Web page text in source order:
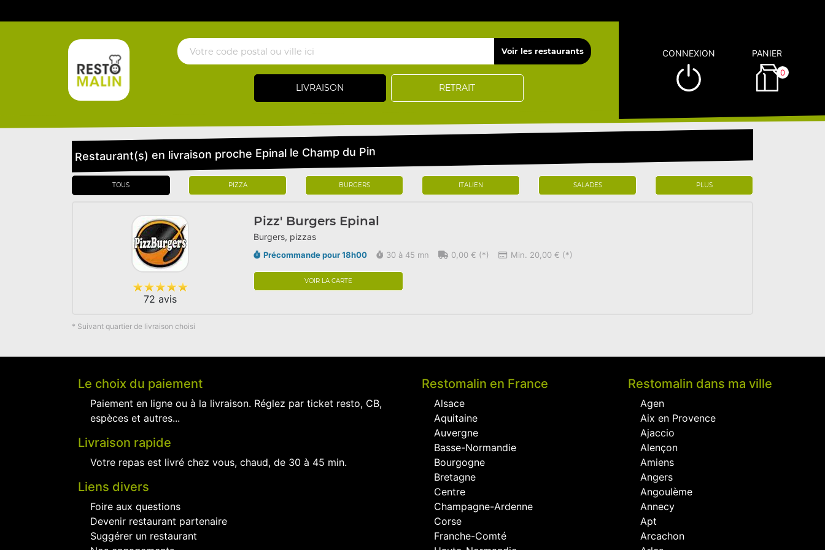
LIVRAISON RETRAIT
CONNEXION PANIER
0
Restaurant(s) en livraison proche Epinal le Champ du Pin
TOUS PIZZA BURGERS ITALIEN SALADES PLUS
72 avis
Pizz' Burgers Epinal
Burgers, pizzas
Précommande pour 18h00 30 à 45 mn 0,00 € (*) Min. 20,00 € (*)
VOIR LA CARTE
* Suivant quartier de livraison choisi
Le choix du paiement
Paiement en ligne ou à la livraison. Réglez par ticket resto, CB,
espèces et autres...
Livraison rapide
Votre repas est livré chez vous, chaud, de 30 à 45 min.
Liens divers
Foire aux questions
Devenir restaurant partenaire
Suggérer un restaurant
Restomalin en France
Alsace
Aquitaine
Auvergne
Basse-Normandie
Bourgogne
Bretagne
Centre
Champagne-Ardenne
Corse
Franche-Comté
Restomalin dans ma ville
Agen
Aix en Provence
Ajaccio
Alençon
Amiens
Angers
Angoulème
Annecy
Apt
Arcachon